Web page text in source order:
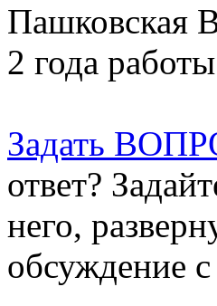
Пашковская
2 года
Задать
ответ?
него,
обсуждение